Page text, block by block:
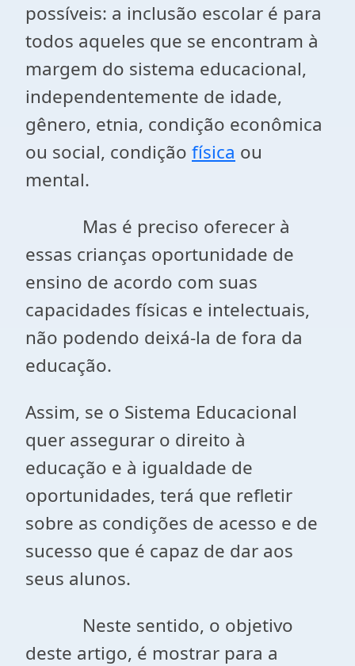
possíveis: a inclusão escolar é para
todos aqueles que se encontram à
margem do sistema educacional,
independentemente de idade,
gênero, etnia, condição econômica
ou social, condição física ou
mental.
Mas é preciso oferecer à
essas crianças oportunidade de
ensino de acordo com suas
capacidades físicas e intelectuais,
não podendo deixá-la de fora da
educação.
Assim, se o Sistema Educacional
quer assegurar o direito à
educação e à igualdade de
oportunidades, terá que refletir
sobre as condições de acesso e de
sucesso que é capaz de dar aos
seus alunos.
Neste sentido, o objetivo
deste artigo, é mostrar para a